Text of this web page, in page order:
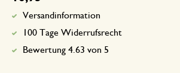
Versandinformation
100 Tage Widerrufsrecht
Bewertung 4.63 von 5